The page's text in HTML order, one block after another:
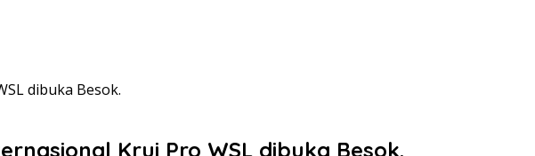
dibuka Besok.
Krui Pro WSL dibuka Besok.